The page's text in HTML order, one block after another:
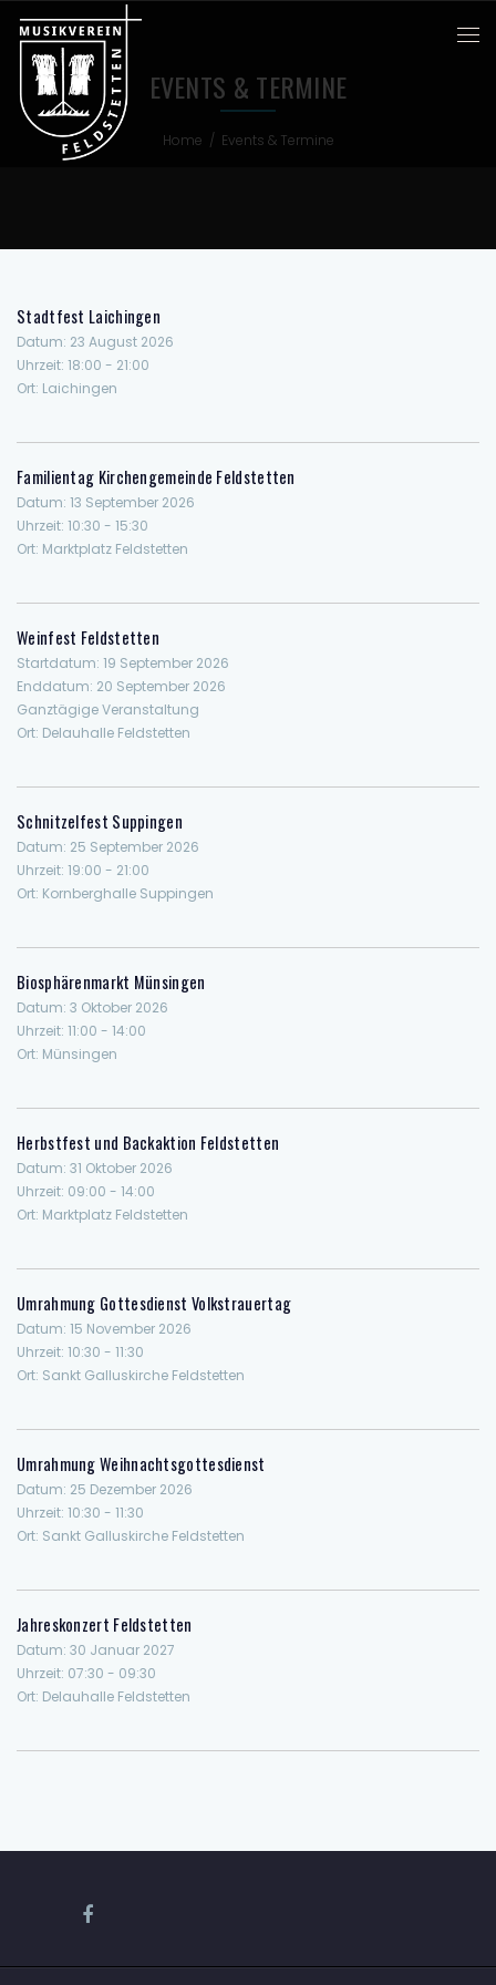
EVENTS & TERMINE
Home / Events & Termine
Stadtfest Laichingen
Datum: 23 August 2026
Uhrzeit: 18:00 - 21:00
Ort: Laichingen
Familientag Kirchengemeinde Feldstetten
Datum: 13 September 2026
Uhrzeit: 10:30 - 15:30
Ort: Marktplatz Feldstetten
Weinfest Feldstetten
Startdatum: 19 September 2026
Enddatum: 20 September 2026
Ganztägige Veranstaltung
Ort: Delauhalle Feldstetten
Schnitzelfest Suppingen
Datum: 25 September 2026
Uhrzeit: 19:00 - 21:00
Ort: Kornberghalle Suppingen
Biosphärenmarkt Münsingen
Datum: 3 Oktober 2026
Uhrzeit: 11:00 - 14:00
Ort: Münsingen
Herbstfest und Backaktion Feldstetten
Datum: 31 Oktober 2026
Uhrzeit: 09:00 - 14:00
Ort: Marktplatz Feldstetten
Umrahmung Gottesdienst Volkstrauertag
Datum: 15 November 2026
Uhrzeit: 10:30 - 11:30
Ort: Sankt Galluskirche Feldstetten
Umrahmung Weihnachtsgottesdienst
Datum: 25 Dezember 2026
Uhrzeit: 10:30 - 11:30
Ort: Sankt Galluskirche Feldstetten
Jahreskonzert Feldstetten
Datum: 30 Januar 2027
Uhrzeit: 07:30 - 09:30
Ort: Delauhalle Feldstetten